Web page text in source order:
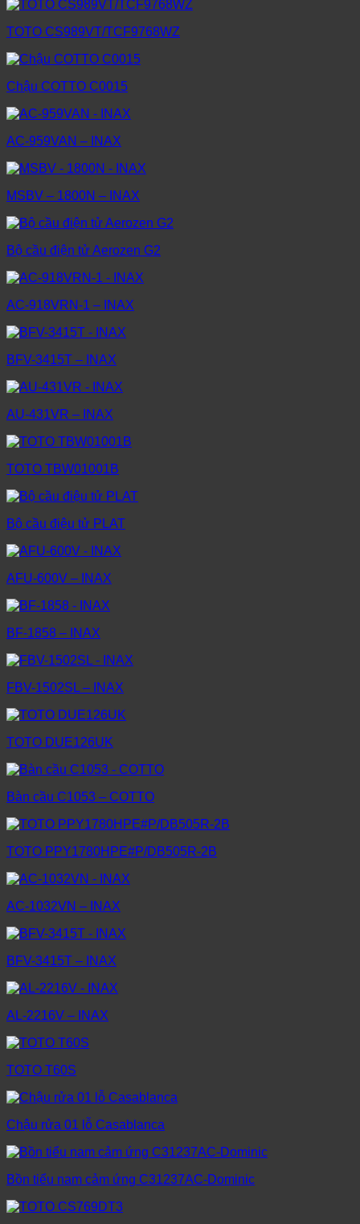
TOTO CS989VT/TCF9768WZ
Chậu COTTO C0015
AC-959VAN – INAX
MSBV – 1800N – INAX
Bộ cầu điện tử Aerozen G2
AC-918VRN-1 – INAX
BFV-3415T – INAX
AU-431VR – INAX
TOTO TBW01001B
Bộ cầu điệu tử PLAT
AFU-600V – INAX
BF-1858 – INAX
FBV-1502SL – INAX
TOTO DUE126UK
Bàn cầu C1053 – COTTO
TOTO PPY1780HPE#P/DB505R-2B
AC-1032VN – INAX
BFV-3415T – INAX
AL-2216V – INAX
TOTO T60S
Chậu rửa 01 lỗ Casablanca
Bồn tiểu nam cảm ứng C31237AC-Dominic